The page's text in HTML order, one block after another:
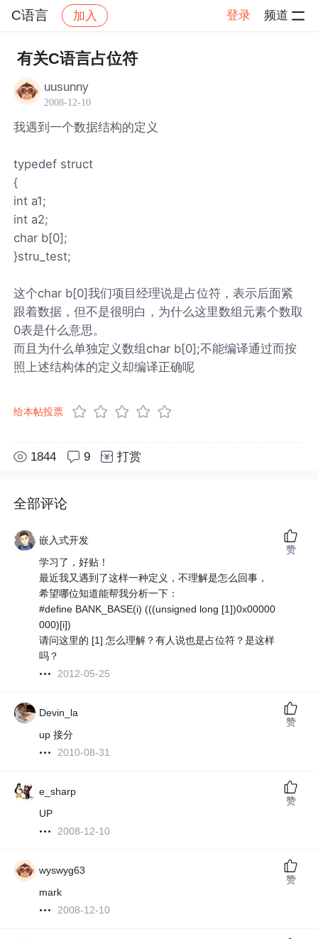
C语言 加入 登录 频道
社区 C语言 帖子详情
有关C语言占位符
uusunny
2008-12-10
我遇到一个数据结构的定义
typedef struct
{
int a1;
int a2;
char b[0];
}stru_test;
这个char b[0]我们项目经理说是占位符，表示后面紧
跟着数据，但不是很明白，为什么这里数组元素个数取
0表是什么意思。
而且为什么单独定义数组char b[0];不能编译通过而按
照上述结构体的定义却编译正确呢
给本帖投票
1844 9 打赏
全部评论
嵌入式开发
学习了，好贴！
最近我又遇到了这样一种定义，不理解是怎么回事，
希望哪位知道能帮我分析一下：
#define BANK_BASE(i) (((unsigned long [1])0x00000
000)[i])
请问这里的 [1] 怎么理解？有人说也是占位符？是这样
吗？
2012-05-25
赞
Devin_la
up 接分
2010-08-31
赞
e_sharp
UP
2008-12-10
赞
wyswyg63
mark
2008-12-10
赞